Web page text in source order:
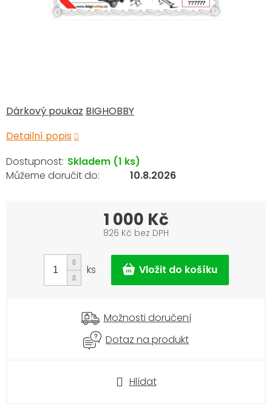
Dárkový poukaz BIGHOBBY
Detailní popis
Hlídat
Skladem (1 ks)
10.8.2026
1 000 Kč
826 Kč bez DPH
cena:
ks
Možnosti doručení
Dotaz na produkt